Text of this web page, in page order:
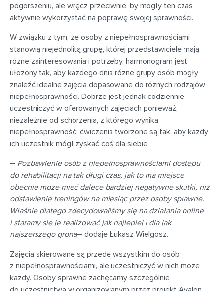
pogorszeniu, ale wręcz przeciwnie, by mogły ten czas
aktywnie wykorzystać na poprawę swojej sprawności.
W związku z tym, że osoby z niepełnosprawnościami
stanowią niejednolitą grupę, której przedstawiciele mają
różne zainteresowania i potrzeby, harmonogram jest
ułożony tak, aby każdego dnia różne grupy osób mogły
znaleźć idealne zajęcia dopasowane do różnych rodzajów
niepełnosprawności. Dobrze jest jednak codziennie
uczestniczyć w oferowanych zajęciach ponieważ,
niezależnie od schorzenia, z którego wynika
niepełnosprawność, ćwiczenia tworzone są tak, aby każdy
ich uczestnik mógł zyskać coś dla siebie.
– Pozbawienie osób z niepełnosprawnościami dostępu
do rehabilitacji na tak długi czas, jak to ma miejsce
obecnie może mieć dalece bardziej negatywne skutki, niż
odstawienie treningów na miesiąc przez osoby sprawne.
Właśnie dlatego zdecydowaliśmy się na działania online
i staramy się je realizować jak najlepiej i dla jak
najszerszego grona– dodaje Łukasz Wielgosz.
Zajęcia skierowane są przede wszystkim do osób
z niepełnosprawnościami, ale uczestniczyć w nich może
każdy. Osoby sprawne zachęcamy szczególnie